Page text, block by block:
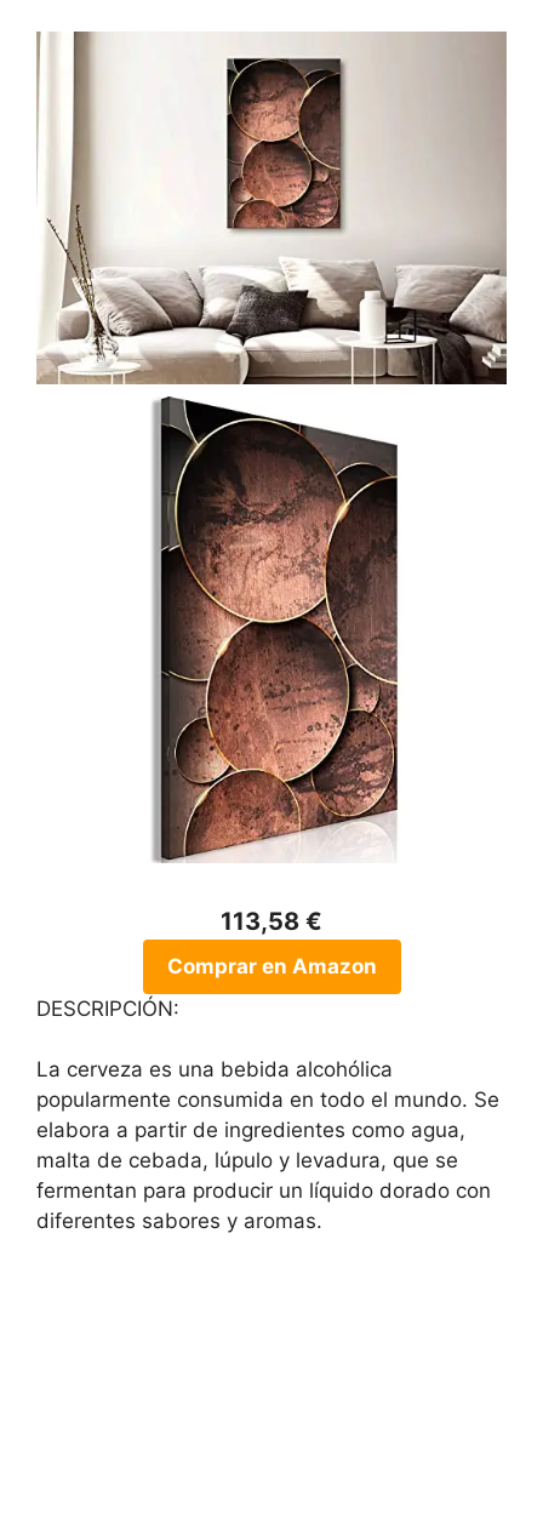
113,58 €
Comprar en Amazon
DESCRIPCIÓN:
La cerveza es una bebida alcohólica
popularmente consumida en todo el mundo. Se
elabora a partir de ingredientes como agua,
malta de cebada, lúpulo y levadura, que se
fermentan para producir un líquido dorado con
diferentes sabores y aromas.